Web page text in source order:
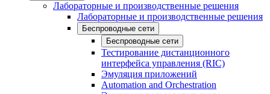
Лабораторные и производственные решения
Лабораторные и производственные решения
Беспроводные сети
Беспроводные сети
Тестирование дистанционного
интерфейса управления (RIC)
Эмуляция приложений
Automation and Orchestration